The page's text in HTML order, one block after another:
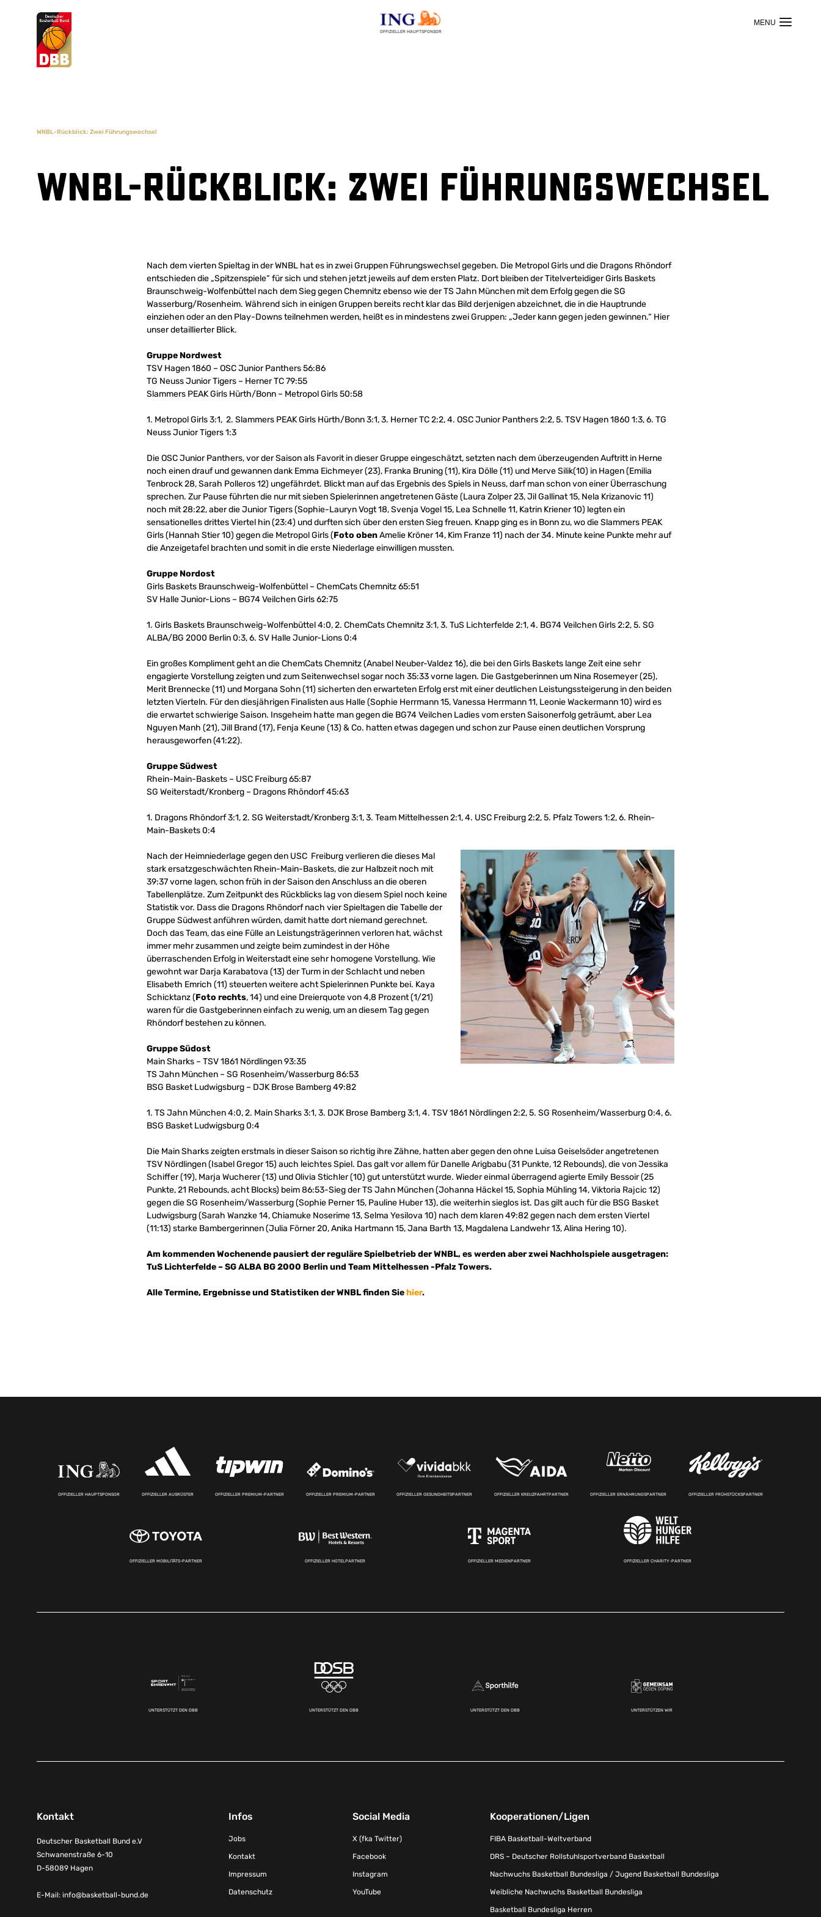
OFFIZIELLER HAUPTSPONSOR
Suchvorschläge
WNBL-Rückblick: Zwei Führungswechsel
WNBL-Rückblick: Zwei Führungswechsel
Nach dem vierten Spieltag in der WNBL hat es in zwei Gruppen Führungswechsel gegeben. Die Metropol Girls und die Dragons Rhöndorf
entschieden die „Spitzenspiele“ für sich und stehen jetzt jeweils auf dem ersten Platz. Dort bleiben der Titelverteidiger Girls Baskets
Braunschweig-Wolfenbüttel nach dem Sieg gegen Chemnitz ebenso wie der TS Jahn München mit dem Erfolg gegen die SG
Wasserburg/Rosenheim. Während sich in einigen Gruppen bereits recht klar das Bild derjenigen abzeichnet, die in die Hauptrunde
einziehen oder an den Play-Downs teilnehmen werden, heißt es in mindestens zwei Gruppen: „Jeder kann gegen jeden gewinnen.“ Hier
unser detaillierter Blick.
Gruppe Nordwest
TSV Hagen 1860 – OSC Junior Panthers 56:86
TG Neuss Junior Tigers – Herner TC 79:55
Slammers PEAK Girls Hürth/Bonn – Metropol Girls 50:58
1. Metropol Girls 3:1, 2. Slammers PEAK Girls Hürth/Bonn 3:1, 3. Herner TC 2:2, 4. OSC Junior Panthers 2:2, 5. TSV Hagen 1860 1:3, 6. TG
Neuss Junior Tigers 1:3
Die OSC Junior Panthers, vor der Saison als Favorit in dieser Gruppe eingeschätzt, setzten nach dem überzeugenden Auftritt in Herne
noch einen drauf und gewannen dank Emma Eichmeyer (23), Franka Bruning (11), Kira Dölle (11) und Merve Silik(10) in Hagen (Emilia
Tenbrock 28, Sarah Polleros 12) ungefährdet. Blickt man auf das Ergebnis des Spiels in Neuss, darf man schon von einer Überraschung
sprechen. Zur Pause führten die nur mit sieben Spielerinnen angetretenen Gäste (Laura Zolper 23, Jil Gallinat 15, Nela Krizanovic 11)
noch mit 28:22, aber die Junior Tigers (Sophie-Lauryn Vogt 18, Svenja Vogel 15, Lea Schnelle 11, Katrin Kriener 10) legten ein
sensationelles drittes Viertel hin (23:4) und durften sich über den ersten Sieg freuen. Knapp ging es in Bonn zu, wo die Slammers PEAK
Girls (Hannah Stier 10) gegen die Metropol Girls (Foto obenAmelie Kröner 14, Kim Franze 11) nach der 34. Minute keine Punkte mehr auf
die Anzeigetafel brachten und somit in die erste Niederlage einwilligen mussten.
Gruppe Nordost
Girls Baskets Braunschweig-Wolfenbüttel – ChemCats Chemnitz 65:51
SV Halle Junior-Lions – BG74 Veilchen Girls 62:75
1. Girls Baskets Braunschweig-Wolfenbüttel 4:0, 2. ChemCats Chemnitz 3:1, 3. TuS Lichterfelde 2:1, 4. BG74 Veilchen Girls 2:2, 5. SG
ALBA/BG 2000 Berlin 0:3, 6. SV Halle Junior-Lions 0:4
Ein großes Kompliment geht an die ChemCats Chemnitz (Anabel Neuber-Valdez 16), die bei den Girls Baskets lange Zeit eine sehr
engagierte Vorstellung zeigten und zum Seitenwechsel sogar noch 35:33 vorne lagen. Die Gastgeberinnen um Nina Rosemeyer (25),
Merit Brennecke (11) und Morgana Sohn (11) sicherten den erwarteten Erfolg erst mit einer deutlichen Leistungssteigerung in den beiden
letzten Vierteln. Für den diesjährigen Finalisten aus Halle (Sophie Herrmann 15, Vanessa Herrmann 11, Leonie Wackermann 10) wird es
die erwartet schwierige Saison. Insgeheim hatte man gegen die BG74 Veilchen Ladies vom ersten Saisonerfolg geträumt, aber Lea
Nguyen Manh (21), Jill Brand (17), Fenja Keune (13) & Co. hatten etwas dagegen und schon zur Pause einen deutlichen Vorsprung
herausgeworfen (41:22).
Gruppe Südwest
Rhein-Main-Baskets – USC Freiburg 65:87
SG Weiterstadt/Kronberg – Dragons Rhöndorf 45:63
1. Dragons Rhöndorf 3:1, 2. SG Weiterstadt/Kronberg 3:1, 3. Team Mittelhessen 2:1, 4. USC Freiburg 2:2, 5. Pfalz Towers 1:2, 6. Rhein-
Main-Baskets 0:4
Nach der Heimniederlage gegen den USC Freiburg verlieren die dieses Mal
stark ersatzgeschwächten Rhein-Main-Baskets, die zur Halbzeit noch mit
39:37 vorne lagen, schon früh in der Saison den Anschluss an die oberen
Tabellenplätze. Zum Zeitpunkt des Rückblicks lag von diesem Spiel noch keine
Statistik vor. Dass die Dragons Rhöndorf nach vier Spieltagen die Tabelle der
Gruppe Südwest anführen würden, damit hatte dort niemand gerechnet.
Doch das Team, das eine Fülle an Leistungsträgerinnen verloren hat, wächst
immer mehr zusammen und zeigte beim zumindest in der Höhe
überraschenden Erfolg in Weiterstadt eine sehr homogene Vorstellung. Wie
gewohnt war Darja Karabatova (13) der Turm in der Schlacht und neben
Elisabeth Emrich (11) steuerten weitere acht Spielerinnen Punkte bei. Kaya
Schicktanz (Foto rechts, 14) und eine Dreierquote von 4,8 Prozent (1/21)
waren für die Gastgeberinnen einfach zu wenig, um an diesem Tag gegen
Rhöndorf bestehen zu können.
Gruppe Südost
Main Sharks – TSV 1861 Nördlingen 93:35
TS Jahn München – SG Rosenheim/Wasserburg 86:53
BSG Basket Ludwigsburg – DJK Brose Bamberg 49:82
1. TS Jahn München 4:0, 2. Main Sharks 3:1, 3. DJK Brose Bamberg 3:1, 4. TSV 1861 Nördlingen 2:2, 5. SG Rosenheim/Wasserburg 0:4, 6.
BSG Basket Ludwigsburg 0:4
Die Main Sharks zeigten erstmals in dieser Saison so richtig ihre Zähne, hatten aber gegen den ohne Luisa Geiselsöder angetretenen
TSV Nördlingen (Isabel Gregor 15) auch leichtes Spiel. Das galt vor allem für Danelle Arigbabu (31 Punkte, 12 Rebounds), die von Jessika
Schiffer (19), Marja Wucherer (13) und Olivia Stichler (10) gut unterstützt wurde. Wieder einmal überragend agierte Emily Bessoir (25
Punkte, 21 Rebounds, acht Blocks) beim 86:53-Sieg der TS Jahn München (Johanna Häckel 15, Sophia Mühling 14, Viktoria Rajcic 12)
gegen die SG Rosenheim/Wasserburg (Sophie Perner 15, Pauline Huber 13), die weiterhin sieglos ist. Das gilt auch für die BSG Basket
Ludwigsburg (Sarah Wanzke 14, Chiamuke Noserime 13, Selma Yesilova 10) nach dem klaren 49:82 gegen nach dem ersten Viertel
(11:13) starke Bambergerinnen (Julia Förner 20, Anika Hartmann 15, Jana Barth 13, Magdalena Landwehr 13, Alina Hering 10).
Am kommenden Wochenende pausiert der reguläre Spielbetrieb der WNBL, es werden aber zwei Nachholspiele ausgetragen:
TuS Lichterfelde – SG ALBA BG 2000 Berlin und Team Mittelhessen -Pfalz Towers.
Alle Termine, Ergebnisse und Statistiken der WNBL finden Siehier.
OFFIZIELLER HAUPTSPONSOR OFFIZIELLER AUSRÜSTER OFFIZIELLER PREMIUM-PARTNER OFFIZIELLER PREMIUM-PARTNER OFFIZIELLER GESUNDHEITSPARTNER OFFIZIELLER KREUZFAHRTPARTNER OFFIZIELLER ERNÄHRUNGSPARTNER OFFIZIELLER FRÜHSTÜCKSPARTNER
OFFIZIELLER MOBILITÄTS-PARTNER OFFIZIELLER HOTELPARTNER OFFIZIELLER MEDIENPARTNER OFFIZIELLER CHARITY-PARTNER
UNTERSTÜTZT DEN DBB UNTERSTÜTZT DEN DBB UNTERSTÜTZT DEN DBB UNTERSTÜTZEN WIR
Kontakt
Deutscher Basketball Bund e.V
Schwanenstraße 6-10
D-58089 Hagen
E-Mail: info@basketball-bund.de
Infos
Jobs
Kontakt
Impressum
Datenschutz
Social Media
X (fka Twitter)
Facebook
Instagram
YouTube
Kooperationen/Ligen
FIBA Basketball-Weltverband
DRS – Deutscher Rollstuhlsportverband Basketball
Nachwuchs Basketball Bundesliga / Jugend Basketball Bundesliga
Weibliche Nachwuchs Basketball Bundesliga
Basketball Bundesliga Herren